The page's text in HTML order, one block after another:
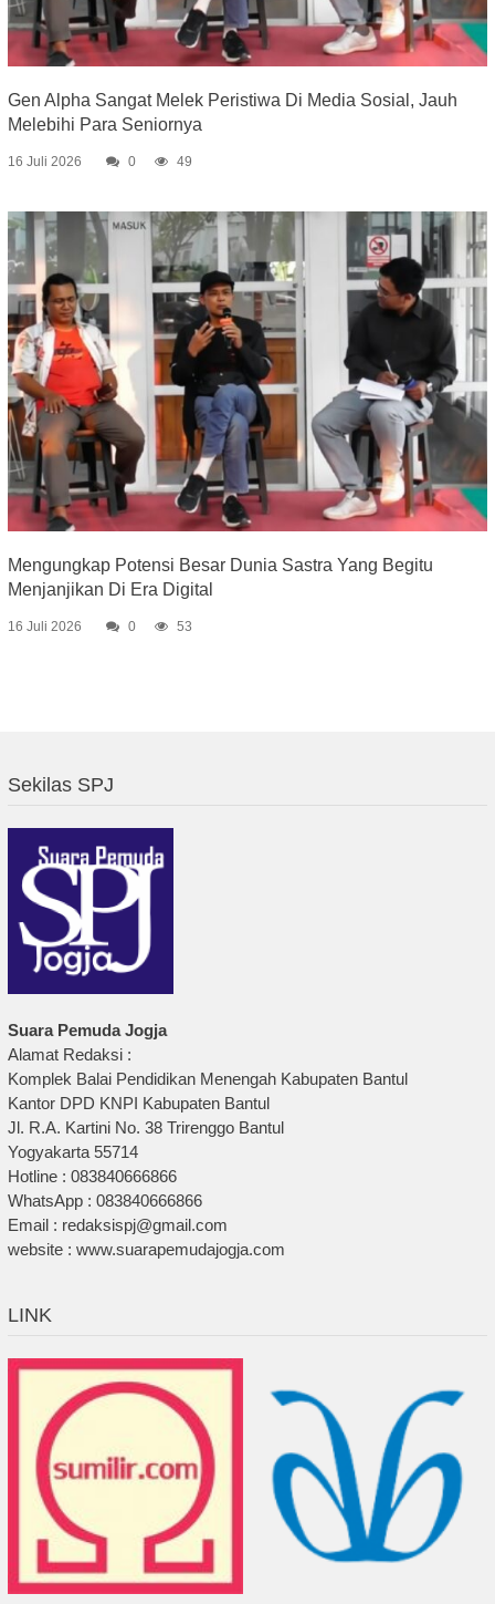
Gen Alpha Sangat Melek Peristiwa Di Media Sosial, Jauh
Melebihi Para Seniornya
16 Juli 2026 0 49
Mengungkap Potensi Besar Dunia Sastra Yang Begitu
Menjanjikan Di Era Digital
16 Juli 2026 0 53
Sekilas SPJ
Suara Pemuda Jogja
Alamat Redaksi :
Komplek Balai Pendidikan Menengah Kabupaten Bantul
Kantor DPD KNPI Kabupaten Bantul
Jl. R.A. Kartini No. 38 Trirenggo Bantul
Yogyakarta 55714
Hotline : 083840666866
WhatsApp : 083840666866
Email : redaksispj@gmail.com
website : www.suarapemudajogja.com
LINK